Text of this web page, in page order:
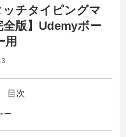
ッチタイピングマ
版】Udemyボー
用
目次
ー